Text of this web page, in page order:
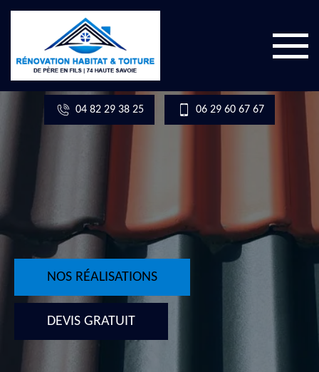
04 82 29 38 25 06 29 60 67 67
NOS RÉALISATIONS
DEVIS GRATUIT